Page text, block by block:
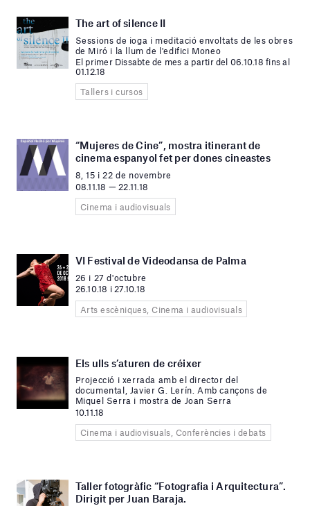
The art of silence II
Sessions de ioga i meditació envoltats de les obres
de Miró i la llum de l'edifici Moneo
El primer Dissabte de mes a partir del 06.10.18 fins al
01.12.18
Tallers i cursos
“Mujeres de Cine”, mostra itinerant de
cinema espanyol fet per dones cineastes
8, 15 i 22 de novembre
08.11.18 — 22.11.18
Cinema i audiovisuals
VI Festival de Videodansa de Palma
26 i 27 d'octubre
26.10.18 i 27.10.18
Arts escèniques, Cinema i audiovisuals
Els ulls s’aturen de créixer
Projecció i xerrada amb el director del
documental, Javier G. Lerín. Amb cançons de
Miquel Serra i mostra de Joan Serra
10.11.18
Cinema i audiovisuals, Conferències i debats
Taller fotogràfic “Fotografia i Arquitectura”.
Dirigit per Juan Baraja.